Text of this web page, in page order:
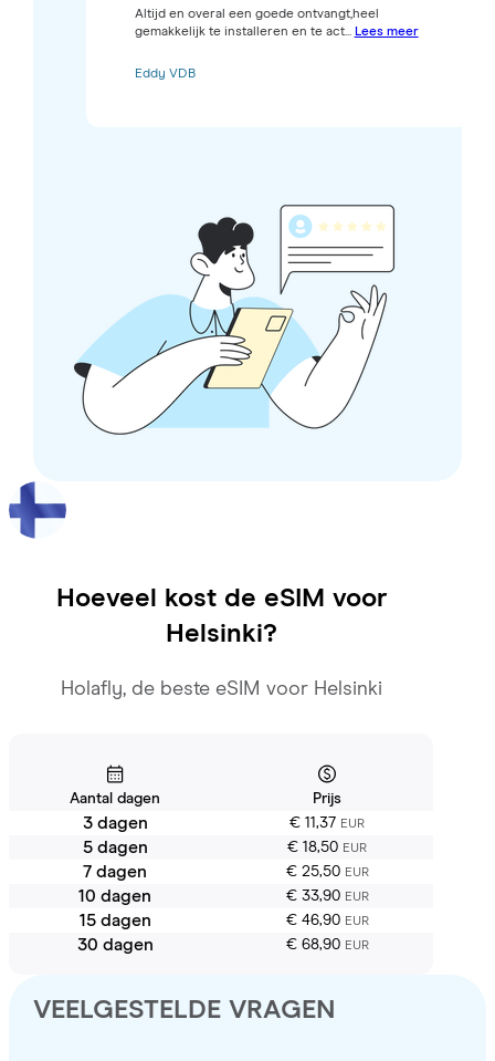
Altijd en overal een goede ontvangt,heel
gemakkelijk te installeren en te act... Lees meer
Eddy VDB
Hoeveel kost de eSIM voor
Helsinki?
Holafly, de beste eSIM voor Helsinki
Aantal dagen Prijs
3 dagen € 11,37 EUR
5 dagen € 18,50 EUR
7 dagen € 25,50 EUR
10 dagen € 33,90 EUR
15 dagen € 46,90 EUR
30 dagen € 68,90 EUR
VEELGESTELDE VRAGEN